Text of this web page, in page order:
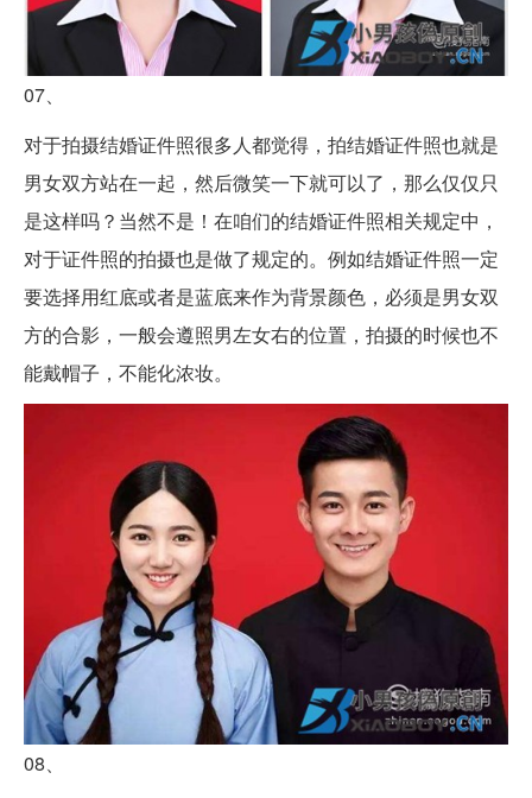
07、
对于拍摄结婚证件照很多人都觉得，拍结婚证件照也就是
男女双方站在一起，然后微笑一下就可以了，那么仅仅只
是这样吗？当然不是！在咱们的结婚证件照相关规定中，
对于证件照的拍摄也是做了规定的。例如结婚证件照一定
要选择用红底或者是蓝底来作为背景颜色，必须是男女双
方的合影，一般会遵照男左女右的位置，拍摄的时候也不
能戴帽子，不能化浓妆。
08、